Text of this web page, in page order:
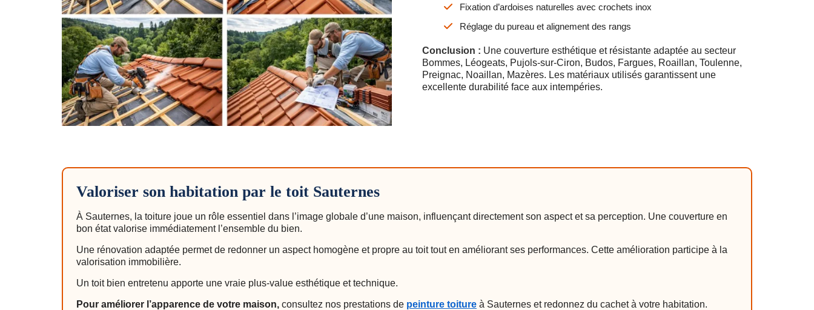
Fixation d’ardoises naturelles avec crochets inox
Réglage du pureau et alignement des rangs
Conclusion : Une couverture esthétique et résistante adaptée au secteur
Bommes, Léogeats, Pujols-sur-Ciron, Budos, Fargues, Roaillan, Toulenne,
Preignac, Noaillan, Mazères. Les matériaux utilisés garantissent une
excellente durabilité face aux intempéries.
Valoriser son habitation par le toit Sauternes
À Sauternes, la toiture joue un rôle essentiel dans l’image globale d’une maison, influençant directement son aspect et sa perception. Une couverture en
bon état valorise immédiatement l’ensemble du bien.
Une rénovation adaptée permet de redonner un aspect homogène et propre au toit tout en améliorant ses performances. Cette amélioration participe à la
valorisation immobilière.
Un toit bien entretenu apporte une vraie plus-value esthétique et technique.
Pour améliorer l’apparence de votre maison, consultez nos prestations de peinture toiture à Sauternes et redonnez du cachet à votre habitation.